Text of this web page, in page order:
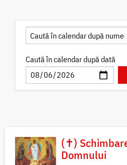
Caută în calendar după dată
(✝)
Domnului